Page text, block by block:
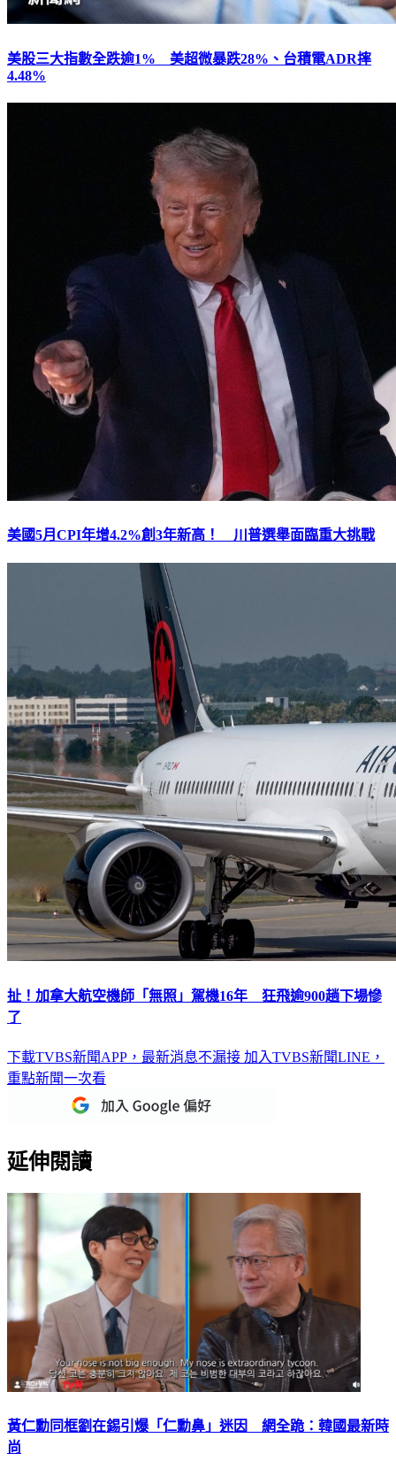
美股三大指數全跌逾1% 美超微暴跌28%、台積電ADR摔
4.48%
美國5月CPI年增4.2%創3年新高！ 川普選舉面臨重大挑戰
扯！加拿大航空機師「無照」駕機16年 狂飛逾900趟下場慘
了
下載TVBS新聞APP，最新消息不漏接 加入TVBS新聞LINE，
重點新聞一次看
延伸閱讀
黃仁勳同框劉在錫引爆「仁勳鼻」迷因 網全跪：韓國最新時
尚